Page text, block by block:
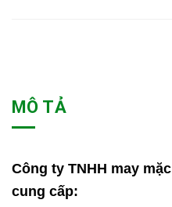
MÔ TẢ
Công ty TNHH may mặc
cung cấp: